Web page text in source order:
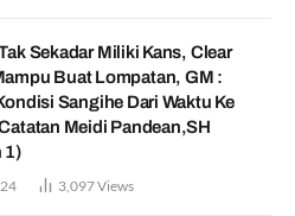
Sekadar Miliki Kans, Clear
Buat Lompatan, GM :
Sangihe Dari Waktu Ke
Meidi Pandean,SH
1)
3,097Views